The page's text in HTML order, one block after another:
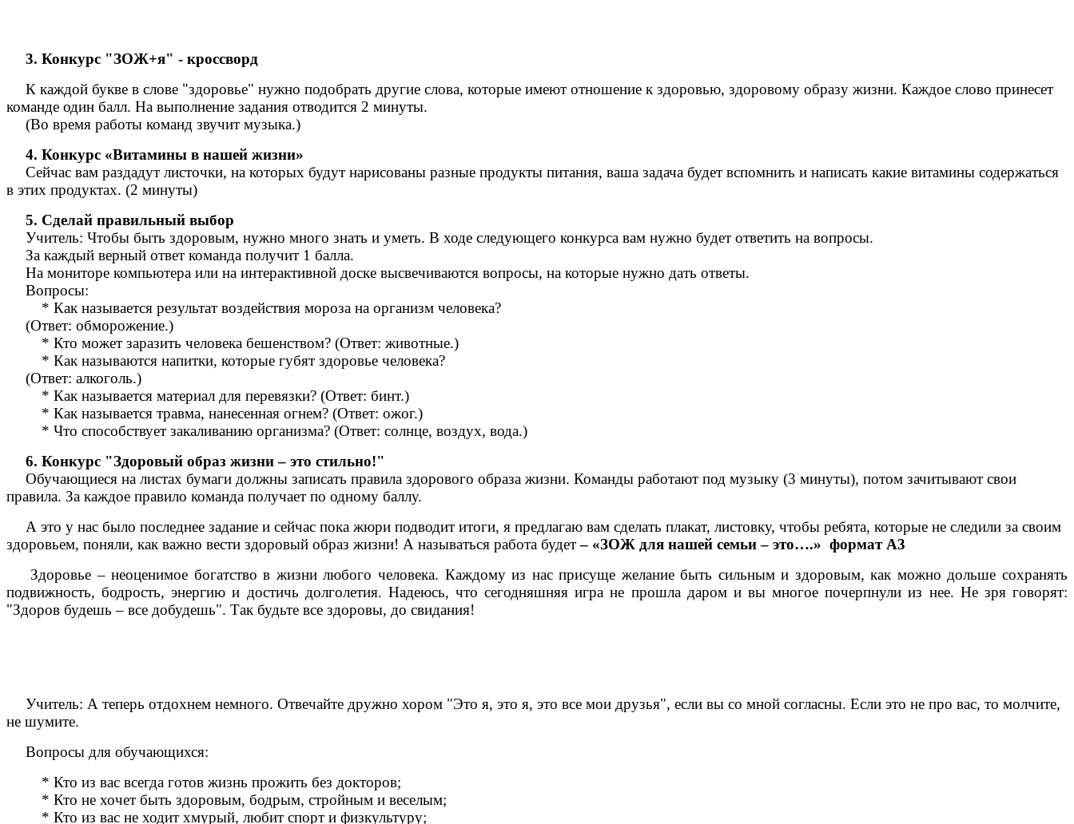
3. Конкурс "ЗОЖ+я" - кроссворд
К каждой букве в слове "здоровье" нужно подобрать другие слова, которые имеют отношение к здоровью, здоровому образу жизни. Каждое слово принесет
команде один балл. На выполнение задания отводится 2 минуты.
(Во время работы команд звучит музыка.)
4. Конкурс «Витамины в нашей жизни»
Сейчас вам раздадут листочки, на которых будут нарисованы разные продукты питания, ваша задача будет вспомнить и написать какие витамины содержаться
в этих продуктах. (2 минуты)
5. Сделай правильный выбор
Учитель: Чтобы быть здоровым, нужно много знать и уметь. В ходе следующего конкурса вам нужно будет ответить на вопросы.
За каждый верный ответ команда получит 1 балла.
На мониторе компьютера или на интерактивной доске высвечиваются вопросы, на которые нужно дать ответы.
Вопросы:
* Как называется результат воздействия мороза на организм человека?
(Ответ: обморожение.)
* Кто может заразить человека бешенством? (Ответ: животные.)
* Как называются напитки, которые губят здоровье человека?
(Ответ: алкоголь.)
* Как называется материал для перевязки? (Ответ: бинт.)
* Как называется травма, нанесенная огнем? (Ответ: ожог.)
* Что способствует закаливанию организма? (Ответ: солнце, воздух, вода.)
6. Конкурс "Здоровый образ жизни – это стильно!"
Обучающиеся на листах бумаги должны записать правила здорового образа жизни. Команды работают под музыку (3 минуты), потом зачитывают свои
правила. За каждое правило команда получает по одному баллу.
А это у нас было последнее задание и сейчас пока жюри подводит итоги, я предлагаю вам сделать плакат, листовку, чтобы ребята, которые не следили за своим
здоровьем, поняли, как важно вести здоровый образ жизни! А называться работа будет– «ЗОЖ для нашей семьи – это….» формат А3
Здоровье – неоценимое богатство в жизни любого человека. Каждому из нас присуще желание быть сильным и здоровым, как можно дольше сохранять
подвижность, бодрость, энергию и достичь долголетия. Надеюсь, что сегодняшняя игра не прошла даром и вы многое почерпнули из нее. Не зря говорят:
"Здоров будешь – все добудешь". Так будьте все здоровы, до свидания!
Учитель: А теперь отдохнем немного. Отвечайте дружно хором "Это я, это я, это все мои друзья", если вы со мной согласны. Если это не про вас, то молчите,
не шумите.
Вопросы для обучающихся:
* Кто из вас всегда готов жизнь прожить без докторов;
* Кто не хочет быть здоровым, бодрым, стройным и веселым;
* Кто из вас не ходит хмурый, любит спорт и физкультуру;